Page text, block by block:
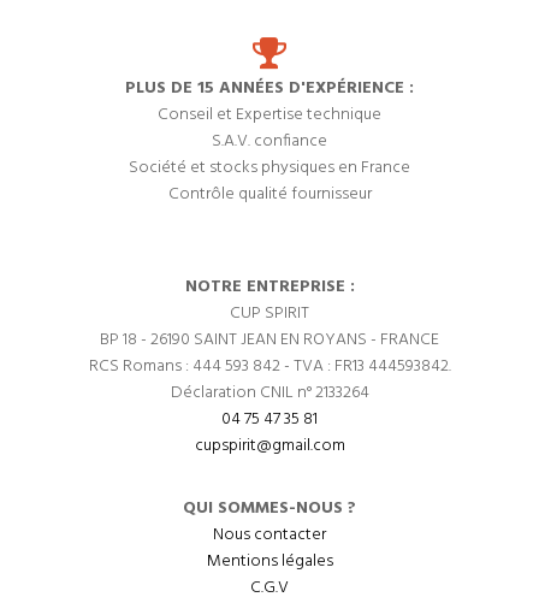
PLUS DE 15 ANNÉES D'EXPÉRIENCE :
Conseil et Expertise technique
S.A.V. confiance
Société et stocks physiques en France
Contrôle qualité fournisseur
NOTRE ENTREPRISE :
CUP SPIRIT
BP 18 - 26190 SAINT JEAN EN ROYANS - FRANCE
RCS Romans : 444 593 842 - TVA : FR13 444593842.
Déclaration CNIL n° 2133264
04 75 47 35 81
cupspirit@gmail.com
QUI SOMMES-NOUS ?
Nous contacter
Mentions légales
C.G.V